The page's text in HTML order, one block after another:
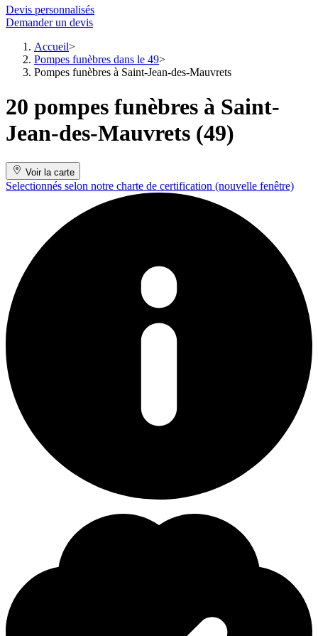
Devis personnalisés
Demander un devis
Accueil
Pompes funèbres dans le 49
Pompes funèbres à Saint-Jean-des-Mauvrets
20 pompes funèbres à Saint-
Jean-des-Mauvrets (49)
Voir la carte
Selectionnés selon notre charte de certification (nouvelle fenêtre)